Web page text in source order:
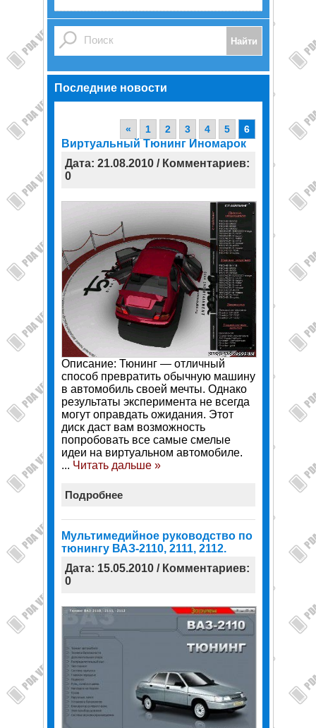
Последние новости
« 1 2 3 4 5 6
Виртуальный Тюнинг Иномарок
Дата: 21.08.2010 / Комментариев:
0
Описание: Тюнинг — отличный
способ превратить обычную машину
в автомобиль своей мечты. Однако
результаты эксперимента не всегда
могут оправдать ожидания. Этот
диск даст вам возможность
попробовать все самые смелые
идеи на виртуальном автомобиле.
... Читать дальше »
Подробнее
Мультимедийное руководство по
тюнингу ВАЗ-2110, 2111, 2112.
Дата: 15.05.2010 / Комментариев:
0